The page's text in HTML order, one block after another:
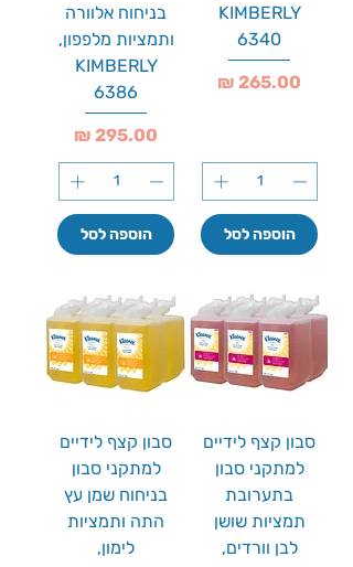
KIMBERLY
6340
מחיר
הוספה לסל
בניחוח אלוורה
ותמציות מלפפון,
KIMBERLY
6386
מחיר
הוספה לסל
סבון קצף לידיים
למתקני סבון
בתערובת
תמציות שושן
לבן וורדים,
סבון קצף לידיים
למתקני סבון
בניחוח שמן עץ
התה ותמציות
לימון,